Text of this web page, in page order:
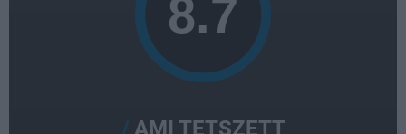
AMI TETSZETT